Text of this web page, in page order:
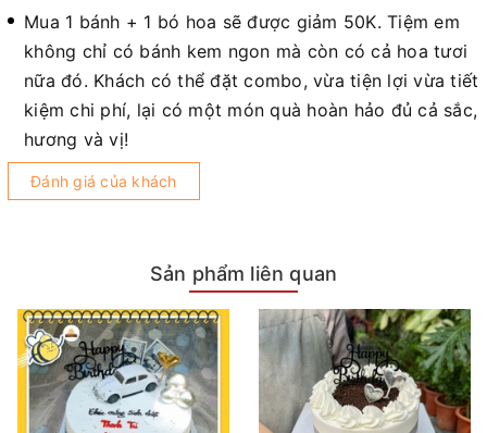
Mua 1 bánh + 1 bó hoa sẽ được giảm 50K. Tiệm em
không chỉ có bánh kem ngon mà còn có cả hoa tươi
nữa đó. Khách có thể đặt combo, vừa tiện lợi vừa tiết
kiệm chi phí, lại có một món quà hoàn hảo đủ cả sắc,
hương và vị!
Đánh giá của khách
Sản phẩm liên quan